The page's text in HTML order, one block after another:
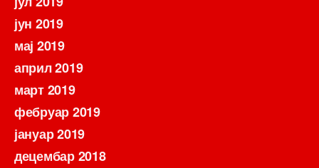
јун 2019
мај 2019
април 2019
март 2019
фебруар 2019
јануар 2019
децембар 2018